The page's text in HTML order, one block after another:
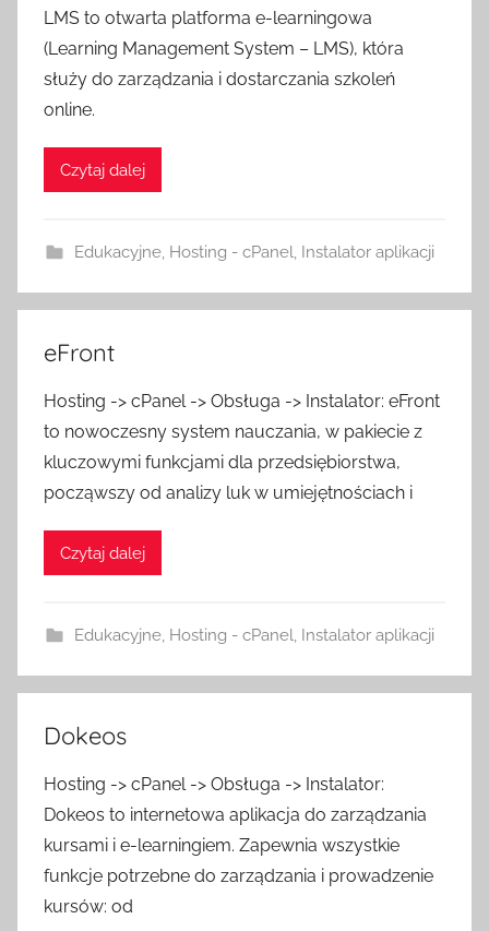
LMS to otwarta platforma e-learningowa
(Learning Management System – LMS), która
służy do zarządzania i dostarczania szkoleń
online.
Czytaj dalej
Edukacyjne, Hosting - cPanel, Instalator aplikacji
eFront
Hosting -> cPanel -> Obsługa -> Instalator: eFront
to nowoczesny system nauczania, w pakiecie z
kluczowymi funkcjami dla przedsiębiorstwa,
począwszy od analizy luk w umiejętnościach i
Czytaj dalej
Edukacyjne, Hosting - cPanel, Instalator aplikacji
Dokeos
Hosting -> cPanel -> Obsługa -> Instalator:
Dokeos to internetowa aplikacja do zarządzania
kursami i e-learningiem. Zapewnia wszystkie
funkcje potrzebne do zarządzania i prowadzenie
kursów: od